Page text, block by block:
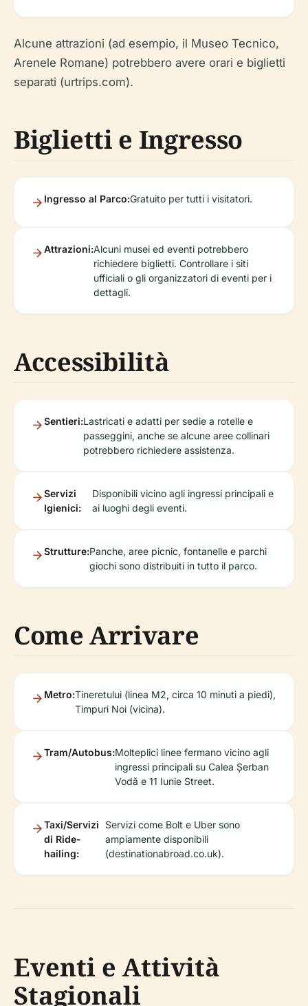
Alcune attrazioni (ad esempio, il Museo Tecnico,
Arenele Romane) potrebbero avere orari e biglietti
separati (urtrips.com).
Biglietti e Ingresso
Ingresso al Parco:Gratuito per tutti i visitatori.
Attrazioni:Alcuni musei ed eventi potrebbero
richiedere biglietti. Controllare i siti
ufficiali o gli organizzatori di eventi per i
dettagli.
Accessibilità
Sentieri:Lastricati e adatti per sedie a rotelle e
passeggini, anche se alcune aree collinari
potrebbero richiedere assistenza.
Servizi
Igienici:
Disponibili vicino agli ingressi principali e
ai luoghi degli eventi.
Strutture:Panche, aree picnic, fontanelle e parchi
giochi sono distribuiti in tutto il parco.
Come Arrivare
Metro:Tineretului (linea M2, circa 10 minuti a piedi),
Timpuri Noi (vicina).
Tram/Autobus:Molteplici linee fermano vicino agli
ingressi principali su Calea Șerban
Vodă e 11 Iunie Street.
Taxi/Servizi
di Ride-
hailing:
Servizi come Bolt e Uber sono
ampiamente disponibili
(destinationabroad.co.uk).
Eventi e Attività
Stagionali